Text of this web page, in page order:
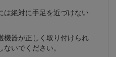
は絶対に手足を近づけない
機器が正しく取り付けられ
いでください。